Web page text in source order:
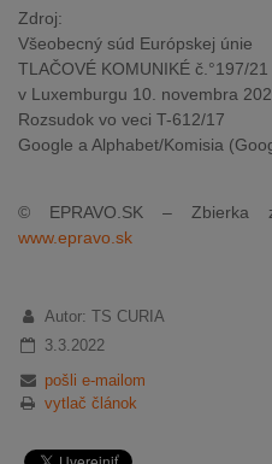
Zdroj:
Všeobecný súd Európskej únie
TLAČOVÉ KOMUNIKÉ č.°197/21
v Luxemburgu 10. novembra
Rozsudok vo veci T-612/17
Google a Alphabet/Komisia
© EPRAVO.SK – Zbierka
www.epravo.sk
Autor: TS CURIA
3.3.2022
pošli e-mailom
vytlač článok